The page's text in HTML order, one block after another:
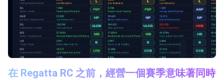
在 Regatta RC 之前，經營一個賽季意味著同時